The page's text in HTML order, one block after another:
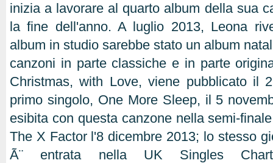
inizia a lavorare al quarto album della sua
la fine dell'anno. A luglio 2013, Leona
album in studio sarebbe stato un album
canzoni in parte classiche e in parte
Christmas, with Love, viene pubblicato il
primo singolo, One More Sleep, il 5
esibita con questa canzone nella semi-
The X Factor l'8 dicembre 2013; lo stesso
Ã¨ entrata nella UK Singles